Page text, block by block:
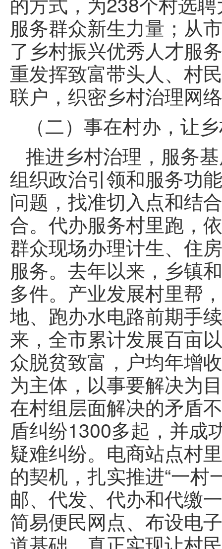
服务群众新生力量；从
了乡村振兴优秀人才服
重发挥致富带头人、村
联户，织密乡村治理网
（二）事在村办，让
推进乡村治理，服务
组织政治引领和服务功
问题，找准切入点和结
合。代办服务村里跑，
群众现场办理计生、住
服务。去年以来，乡镇
多件。产业发展村里帮
地、跑办水电路前期手
来，全市累计发展百亩
众脱贫致富，户均年增
为主体，以事要解决为
在村组层面解决的矛盾
盾纠纷1300多起，并成
疑难纠纷。电商站点村
的契机，扎实推进“一村
邮、代发、代办和代缴
简易便民网点、布设电